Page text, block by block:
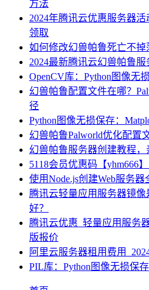
方法
2024年腾讯云优惠服务器
领取
如何修改幻兽帕鲁死亡不
2024最新腾讯云幻兽帕鲁服
OpenCV库：Python图像无
幻兽帕鲁配置文件在哪？
径
Python图像无损保存：
幻兽帕鲁Palworld优化配置
幻兽帕鲁服务器创建教程，
5118会员优惠码【yhm666
使用Node.js创建Web服务器
腾讯云轻量应用服务器镜
好？
腾讯云优惠_轻量应用服务
版报价
阿里云服务器租用费用
PIL库：Python图像无损保存